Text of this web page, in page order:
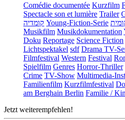
Comédie documentée Kurzfilm
Spectacle son et lumière Trailer
קומדיה Young-Fiction-Serie
Musikfilm Musikdokumentation
Doku Reportage Science Fiction
Lichtspektakel sdf Drama TV-
Filmfestival Western Festival
Spielfilm Genres Horror-Thriller
Crime TV-Show Multimedia-
Familienfilm Kurzfilmfestival
am Berghain Berlin Familie /
Jetzt weiterempfehlen!